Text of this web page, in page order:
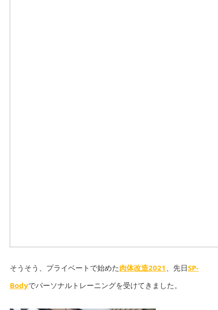
そうそう、プライベートで始めた肉体改造2021 、先日SP-
Bodyでパーソナルトレーニングを受けてきました。